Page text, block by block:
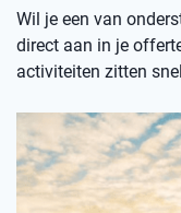
Wil je een van
direct aan in je
activiteiten zitten